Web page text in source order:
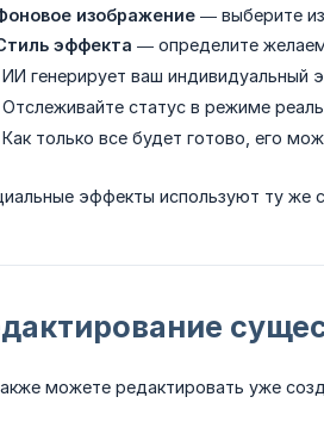
изображение — выберите из
эффекта — определите
ИИ генерирует ваш индивидуальный
Отслеживайте статус в режиме
Как только все будет готово, его
эффекты используют ту же
можете редактировать уже